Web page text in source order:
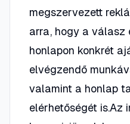
megszervezett
arra, hogy a válasz
honlapon konkrét
elvégzendő
valamint a honlap
elérhetőségét is.Az